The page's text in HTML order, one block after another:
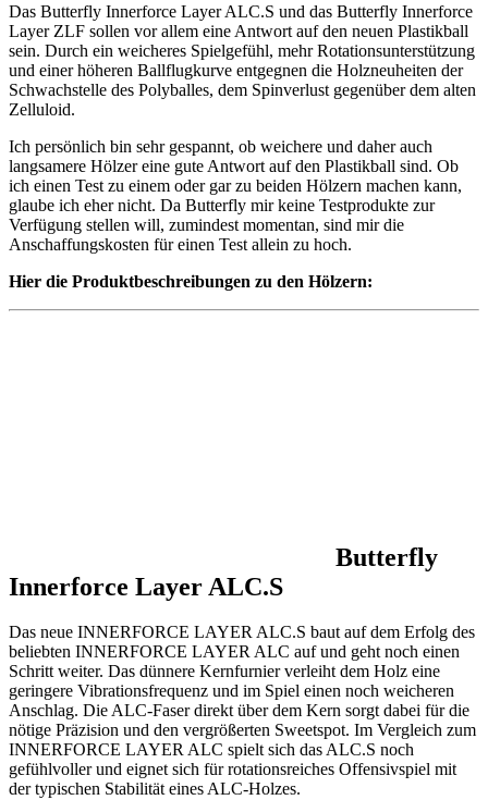
Das Butterfly Innerforce Layer ALC.S und das Butterfly Innerforce
Layer ZLF sollen vor allem eine Antwort auf den neuen Plastikball
sein. Durch ein weicheres Spielgefühl, mehr Rotationsunterstützung
und einer höheren Ballflugkurve entgegnen die Holzneuheiten der
Schwachstelle des Polyballes, dem Spinverlust gegenüber dem alten
Zelluloid.
Ich persönlich bin sehr gespannt, ob weichere und daher auch
langsamere Hölzer eine gute Antwort auf den Plastikball sind. Ob
ich einen Test zu einem oder gar zu beiden Hölzern machen kann,
glaube ich eher nicht. Da Butterfly mir keine Testprodukte zur
Verfügung stellen will, zumindest momentan, sind mir die
Anschaffungskosten für einen Test allein zu hoch.
Hier die Produktbeschreibungen zu den Hölzern:
Butterfly
Innerforce Layer ALC.S
Das neue INNERFORCE LAYER ALC.S baut auf dem Erfolg des
beliebten INNERFORCE LAYER ALC auf und geht noch einen
Schritt weiter. Das dünnere Kernfurnier verleiht dem Holz eine
geringere Vibrationsfrequenz und im Spiel einen noch weicheren
Anschlag. Die ALC-Faser direkt über dem Kern sorgt dabei für die
nötige Präzision und den vergrößerten Sweetspot. Im Vergleich zum
INNERFORCE LAYER ALC spielt sich das ALC.S noch
gefühlvoller und eignet sich für rotationsreiches Offensivspiel mit
der typischen Stabilität eines ALC-Holzes.